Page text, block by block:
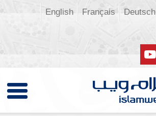
Deutsch
Français
English